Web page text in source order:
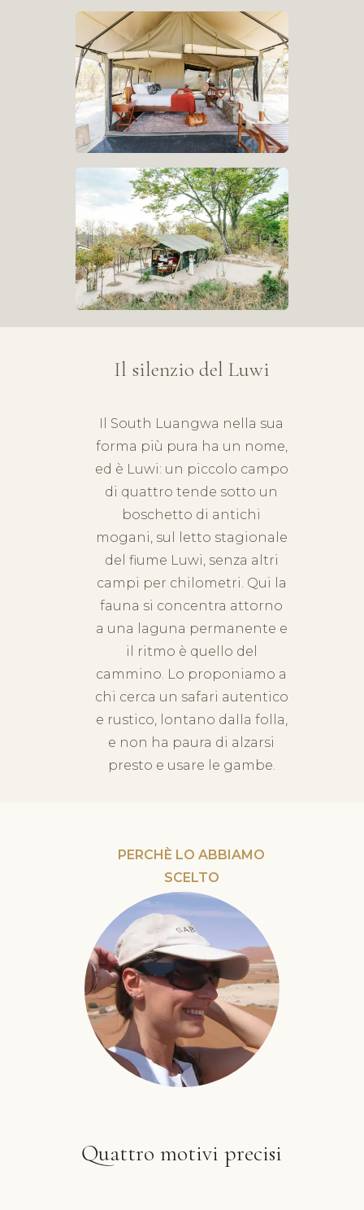
Il silenzio del Luwi
Il South Luangwa nella sua
forma più pura ha un nome,
ed è Luwi: un piccolo campo
di quattro tende sotto un
boschetto di antichi
mogani, sul letto stagionale
del fiume Luwi, senza altri
campi per chilometri. Qui la
fauna si concentra attorno
a una laguna permanente e
il ritmo è quello del
cammino. Lo proponiamo a
chi cerca un safari autentico
e rustico, lontano dalla folla,
e non ha paura di alzarsi
presto e usare le gambe.
PERCHÈ LO ABBIAMO
SCELTO
Quattro motivi precisi